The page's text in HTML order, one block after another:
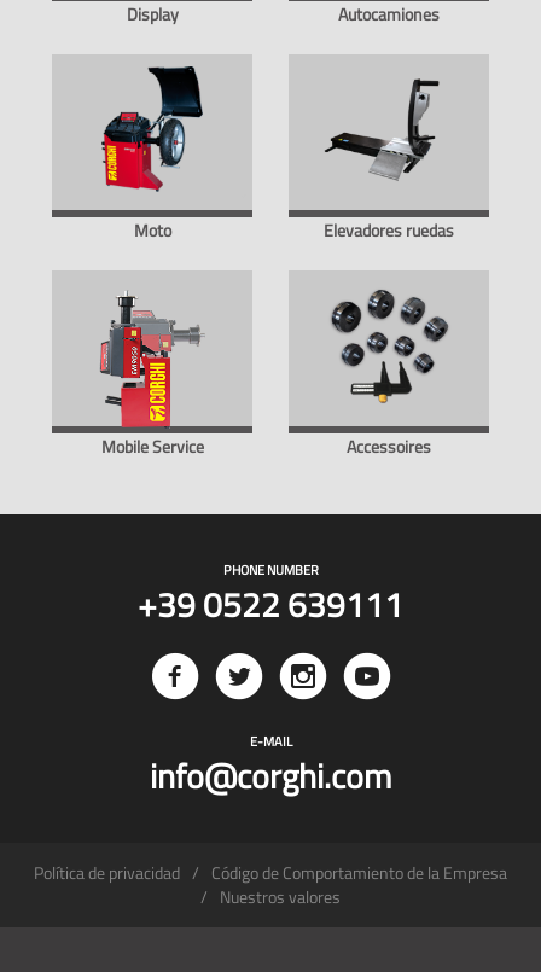
Display Autocamiones
Moto Elevadores ruedas
Mobile Service Accessoires
PHONE NUMBER
+39 0522 639111
E-MAIL
info@corghi.com
Política de privacidad
Código de Comportamiento de la Empresa
Nuestros valores